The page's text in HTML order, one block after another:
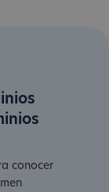
conocer